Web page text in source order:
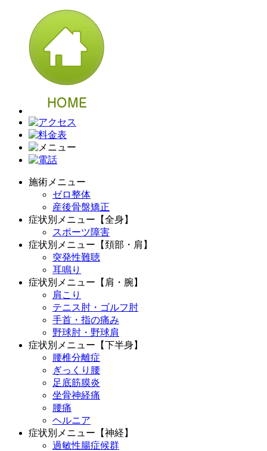
施術メニュー
ゼロ整体
産後骨盤矯正
症状別メニュー【全身】
スポーツ障害
症状別メニュー【頚部・肩】
突発性難聴
耳鳴り
症状別メニュー【肩・腕】
肩こり
テニス肘・ゴルフ肘
手首・指の痛み
野球肘・野球肩
症状別メニュー【下半身】
腰椎分離症
ぎっくり腰
足底筋膜炎
坐骨神経痛
腰痛
ヘルニア
症状別メニュー【神経】
過敏性腸症候群